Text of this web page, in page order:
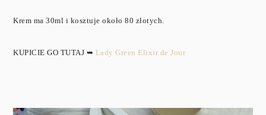
Krem ma 30ml i kosztuje około 80 złotych.
KUPICIE GO TUTAJ ➥ Lady Green Elixir de Jour